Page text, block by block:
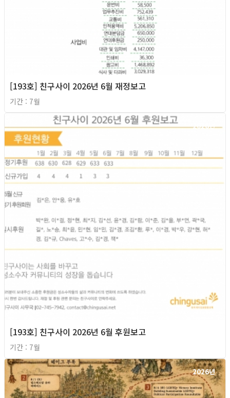
[193호] 친구사이 2026년 6월 재정보고
기간 : 7월
2026년
[193호] 친구사이 2026년 6월 후원보고
기간 : 7월
2026년